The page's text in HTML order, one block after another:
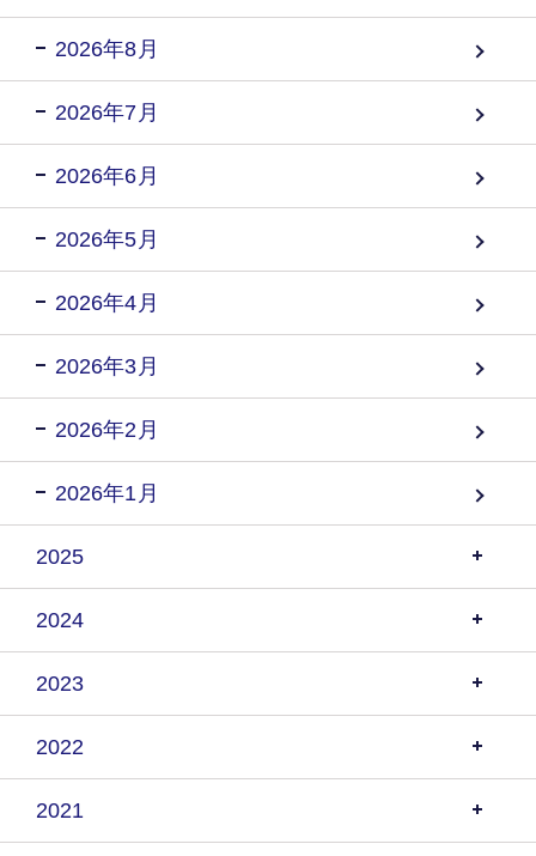
2026年8月
2026年7月
2026年6月
2026年5月
2026年4月
2026年3月
2026年2月
2026年1月
2025
2024
2023
2022
2021